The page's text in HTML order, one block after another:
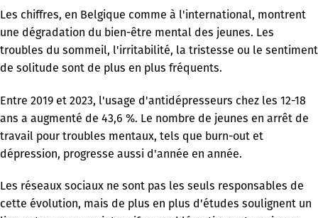
Les chiffres, en Belgique comme à l'international, montrent
une dégradation du bien-être mental des jeunes. Les
troubles du sommeil, l'irritabilité, la tristesse ou le sentiment
de solitude sont de plus en plus fréquents.
Entre 2019 et 2023, l'usage d'antidépresseurs chez les 12-18
ans a augmenté de 43,6 %. Le nombre de jeunes en arrêt de
travail pour troubles mentaux, tels que burn-out et
dépression, progresse aussi d'année en année.
Les réseaux sociaux ne sont pas les seuls responsables de
cette évolution, mais de plus en plus d'études soulignent un